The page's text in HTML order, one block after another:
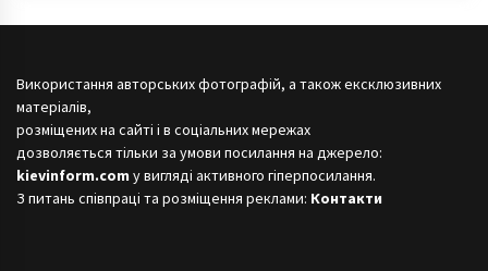
Використання авторських фотографій, а також ексклюзивних
матеріалів,
розміщених на сайті і в соціальних мережах
дозволяється тільки за умови посилання на джерело:
kievinform.com у вигляді активного гіперпосилання.
З питань співпраці та розміщення реклами: Контакти